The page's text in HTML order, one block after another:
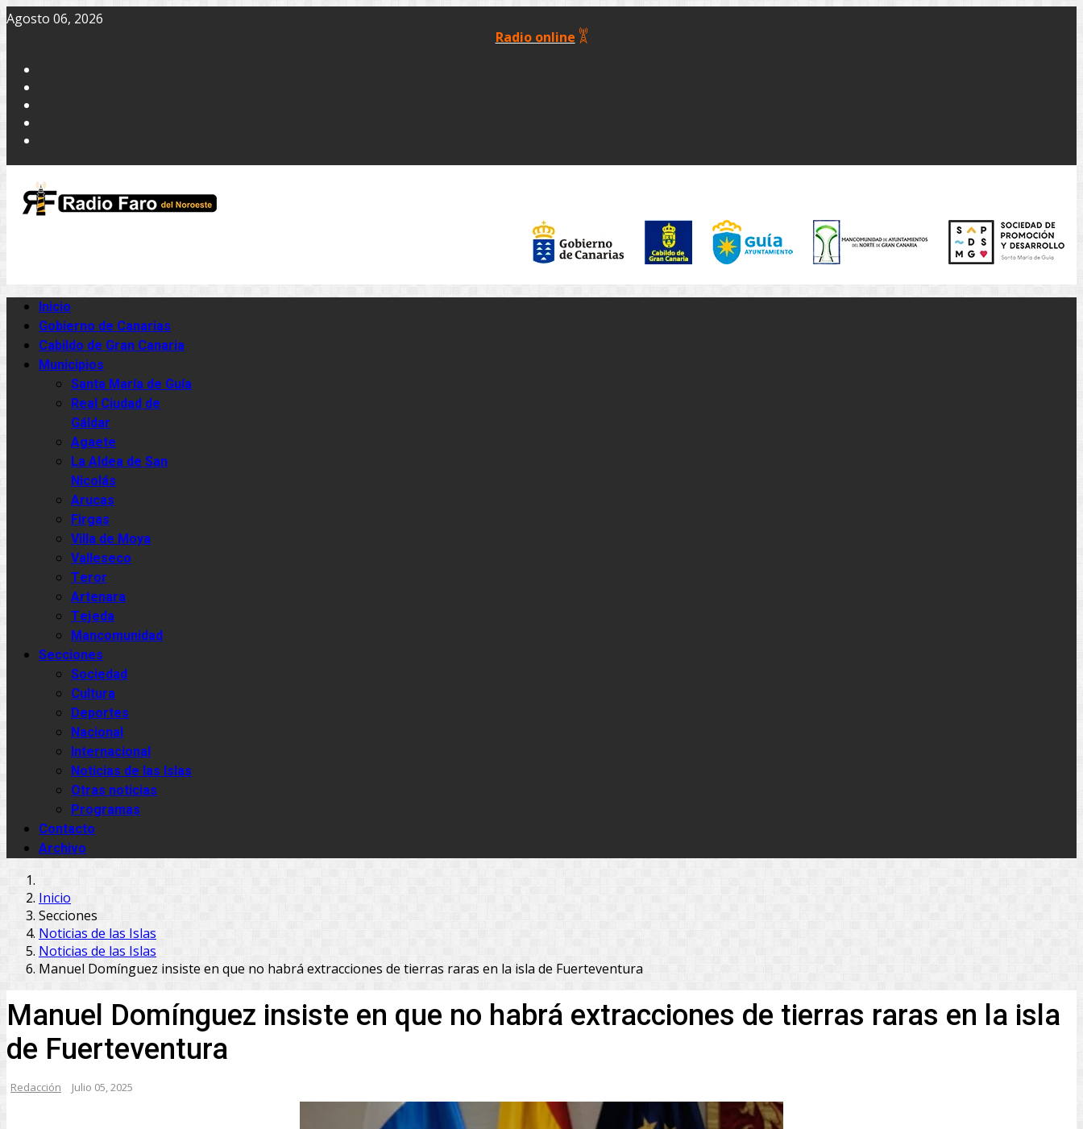
Agosto 06, 2026
Radio online
Inicio
Gobierno de Canarias
Cabildo de Gran Canaria
Municipios
Santa María de Guía
Real Ciudad de
Gáldar
Agaete
La Aldea de San
Nicolás
Arucas
Firgas
Villa de Moya
Valleseco
Teror
Artenara
Tejeda
Mancomunidad
Secciones
Sociedad
Cultura
Deportes
Nacional
Internacional
Noticias de las Islas
Otras noticias
Programas
Contacto
Archivo
Inicio
Secciones
Noticias de las Islas
Noticias de las Islas
Manuel Domínguez insiste en que no habrá extracciones de tierras raras en la isla de Fuerteventura
Manuel Domínguez insiste en que no habrá extracciones de tierras raras en la isla
de Fuerteventura
Redacción Julio 05, 2025